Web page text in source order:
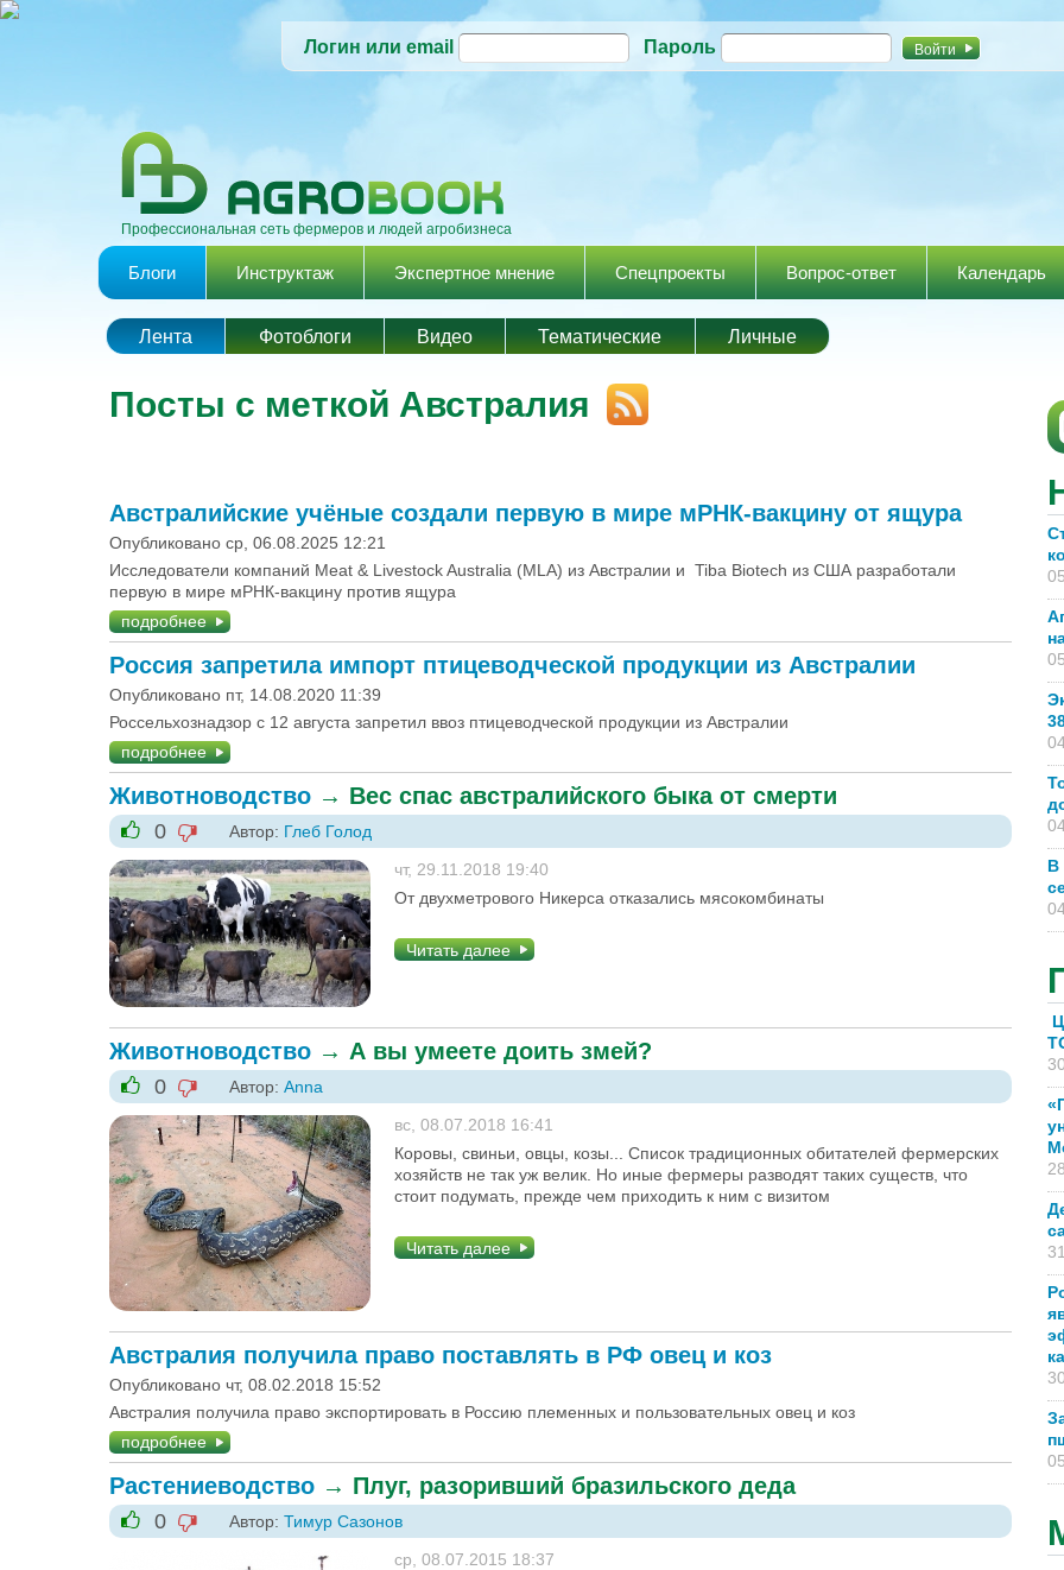
Перейти к
содержанию
Логин или email Пароль
Профессиональная сеть фермеров и людей агробизнеса
Главное меню
Блоги Инструктаж Экспертное мнение Спецпроекты Вопрос-ответ Календарь
Лента Фотоблоги Видео Тематические Личные
Посты с меткой Австралия
Австралийские учёные создали первую в мире мРНК-вакцину от ящура
Опубликовано ср, 06.08.2025 12:21
Исследователи компаний Meat & Livestock Australia (MLA) из Австралии и Tiba Biotech из США разработали
первую в мире мРНК-вакцину против ящура
подробнее
Россия запретила импорт птицеводческой продукции из Австралии
Опубликовано пт, 14.08.2020 11:39
Россельхознадзор с 12 августа запретил ввоз птицеводческой продукции из Австралии
подробнее
Животноводство → Вес спас австралийского быка от смерти
+1
0
-1
Автор: Глеб Голод
чт, 29.11.2018 19:40
От двухметрового Никерса отказались мясокомбинаты
Читать далее
Животноводство → А вы умеете доить змей?
+1
0
-1
Автор: Anna
вс, 08.07.2018 16:41
Коровы, свиньи, овцы, козы... Список традиционных обитателей фермерских
хозяйств не так уж велик. Но иные фермеры разводят таких существ, что
стоит подумать, прежде чем приходить к ним с визитом
Читать далее
Австралия получила право поставлять в РФ овец и коз
Опубликовано чт, 08.02.2018 15:52
Австралия получила право экспортировать в Россию племенных и пользовательных овец и коз
подробнее
Растениеводство → Плуг, разоривший бразильского деда
+1
0
-1
Автор: Тимур Сазонов
ср, 08.07.2015 18:37
В